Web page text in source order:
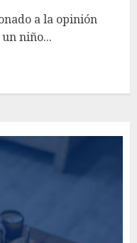
a la opinión
niño...